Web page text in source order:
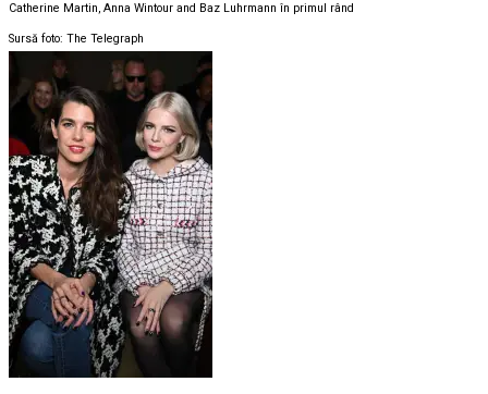
Catherine Martin, Anna Wintour and Baz Luhrmann în primul rând
Sursă foto: The Telegraph